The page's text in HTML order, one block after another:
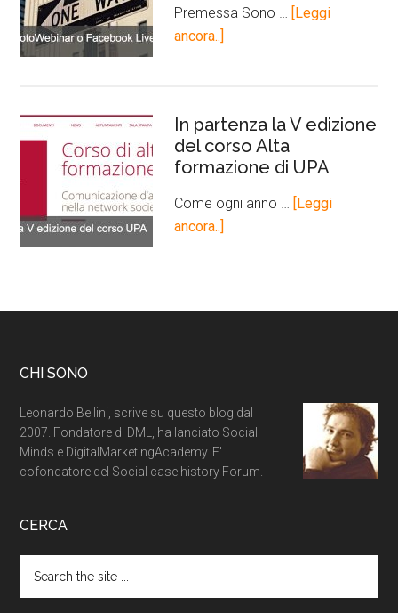
Premessa Sono … [Leggi
ancora..]
In partenza la V edizione
del corso Alta
formazione di UPA
Come ogni anno … [Leggi
ancora..]
CHI SONO
Leonardo Bellini, scrive su questo blog dal
2007. Fondatore di DML, ha lanciato Social
Minds e DigitalMarketingAcademy. E'
cofondatore del Social case history Forum.
CERCA